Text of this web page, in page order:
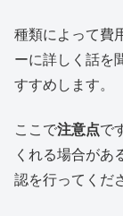
種類によって費
ーに詳しく話を
すすめします。
ここで注意点で
くれる場合があ
認を行ってくだ